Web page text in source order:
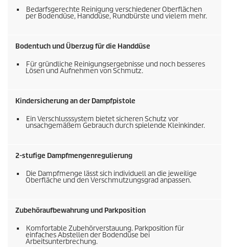
Bedarfsgerechte Reinigung verschiedener Oberflächen
per Bodendüse, Handdüse, Rundbürste und vielem mehr.
Bodentuch und Überzug für die Handdüse
Für gründliche Reinigungsergebnisse und noch besseres
Lösen und Aufnehmen von Schmutz.
Kindersicherung an der Dampfpistole
Ein Verschlusssystem bietet sicheren Schutz vor
unsachgemäßem Gebrauch durch spielende Kleinkinder.
2-stufige Dampfmengenregulierung
Die Dampfmenge lässt sich individuell an die jeweilige
Oberfläche und den Verschmutzungsgrad anpassen.
Zubehöraufbewahrung und Parkposition
Komfortable Zubehörverstauung. Parkposition für
einfaches Abstellen der Bodendüse bei
Arbeitsunterbrechung.